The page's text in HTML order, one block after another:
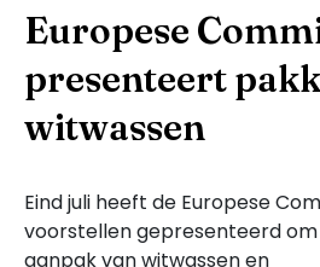
Europese
presenteert
witwassen
Eind juli heeft de Europese
voorstellen gepresenteerd om
aanpak van witwassen en